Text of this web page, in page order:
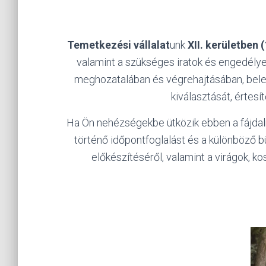
Temetkezési vállalatunkXII. kerületben
valamint a szükséges iratok és
meghozatalában és végrehajtásában,
kiválasztását,
Ha Ön nehézségekbe ütközik ebben a
történő időpontfoglalást és a különböző
előkészítéséről, valamint a virágok,